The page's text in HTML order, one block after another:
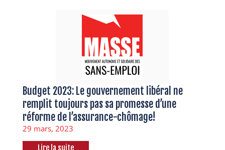
Budget 2023: Le gouvernement libéral ne
remplit toujours pas sa promesse d’une
réforme de l’assurance-chômage!
29 mars, 2023
Lire la suite